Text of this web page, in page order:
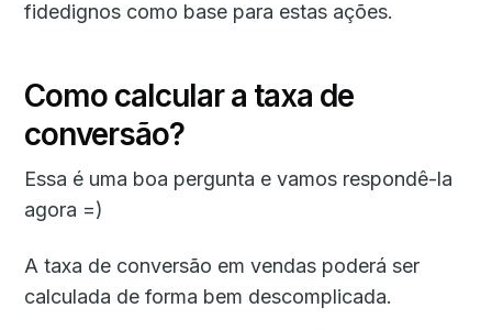
fidedignos como base para estas ações.
Como calcular a taxa de
conversão?
Essa é uma boa pergunta e vamos respondê-la
agora =)
A taxa de conversão em vendas poderá ser
calculada de forma bem descomplicada.